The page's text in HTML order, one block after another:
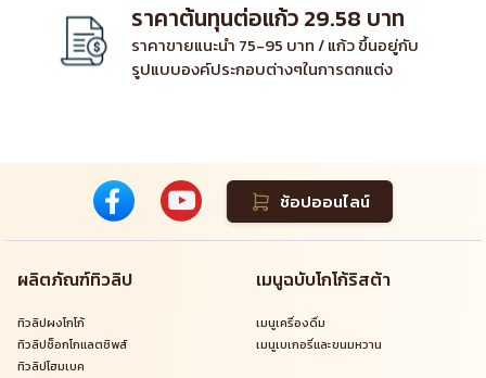
ราคาต้นทุนต่อแก้ว 29.58 บาท
ราคาขายแนะนำ 75-95 บาท / แก้ว ขึ้นอยู่กับ
รูปแบบองค์ประกอบต่างๆในการตกแต่ง
ช้อปออนไลน์
ผลิตภัณฑ์ทิวลิป
ทิวลิปผงโกโก้
ทิวลิปช็อกโกแลตชิพส์
ทิวลิปโฮมเบค
เมนูฉบับโกโก้ริสต้า
เมนูเครื่องดื่ม
เมนูเบเกอรี่และขนมหวาน